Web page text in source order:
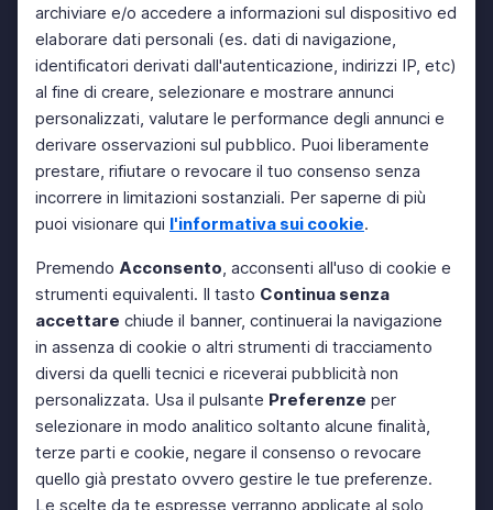
archiviare e/o accedere a informazioni sul dispositivo ed
elaborare dati personali (es. dati di navigazione,
identificatori derivati dall'autenticazione, indirizzi IP, etc)
al fine di creare, selezionare e mostrare annunci
personalizzati, valutare le performance degli annunci e
derivare osservazioni sul pubblico. Puoi liberamente
prestare, rifiutare o revocare il tuo consenso senza
incorrere in limitazioni sostanziali. Per saperne di più
puoi visionare qui l'informativa sui cookie.
Premendo Acconsento, acconsenti all'uso di cookie e
strumenti equivalenti. Il tasto Continua senza
accettare chiude il banner, continuerai la navigazione
in assenza di cookie o altri strumenti di tracciamento
diversi da quelli tecnici e riceverai pubblicità non
personalizzata. Usa il pulsante Preferenze per
selezionare in modo analitico soltanto alcune finalità,
terze parti e cookie, negare il consenso o revocare
quello già prestato ovvero gestire le tue preferenze.
Le scelte da te espresse verranno applicate al solo